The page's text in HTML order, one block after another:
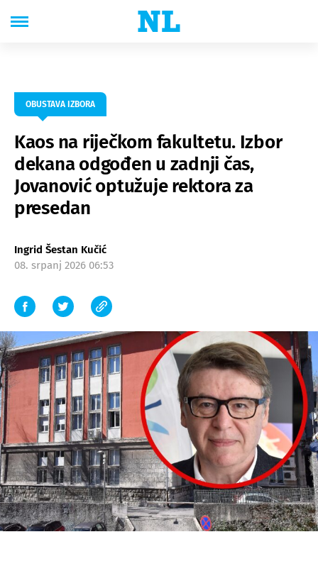
OBUSTAVA IZBORA
Kaos na riječkom fakultetu. Izbor
dekana odgođen u zadnji čas,
Jovanović optužuje rektora za
presedan
Ingrid Šestan Kučić
08. srpanj 2026 06:53